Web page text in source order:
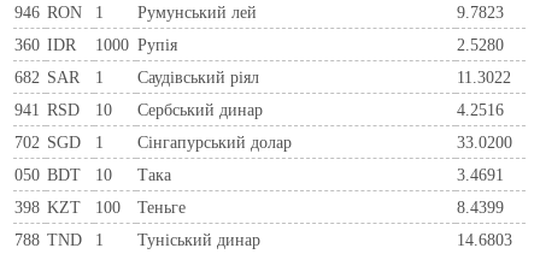
946 RON 1 Румунський лей
9.7823
360 IDR 1000 Рупія
2.5280
682 SAR 1 Саудівський ріял
11.3022
941 RSD 10 Сербський динар
4.2516
702 SGD 1 Сінгапурський долар
33.0200
050 BDT 10 Така
3.4691
398 KZT 100 Теньге
8.4399
788 TND 1 Туніський динар 14.6803